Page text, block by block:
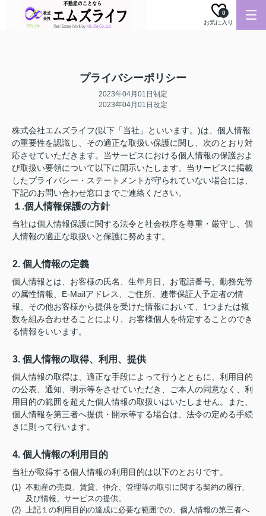
お気に入り
0
プライバシーポリシー
2023年04月01日制定
2023年04月01日改定
株式会社エムズライフ(以下「当社」といいます。)は、個人情報
の重要性を認識し、その適正な取扱い保護に関し、次のとおり対
応させていただきます。当サービスにおける個人情報の保護およ
び取扱い要領について以下に開示いたします。当サービスに掲載
したプライバシー・ステートメントが守られていない場合には、
下記のお問い合わせ窓口までご連絡ください。
１.個人情報保護の方針
当社は個人情報保護に関する法令と社会秩序を尊重・厳守し、個
人情報の適正な取扱いと保護に努めます。
2. 個人情報の定義
個人情報とは、お客様の氏名、生年月日、お電話番号、勤務先等
の属性情報、E-Mailアドレス、ご住所、連帯保証人予定者の情
報、その他お客様から提供を受けた情報において、1つまたは複
数を組み合わせることにより、お客様個人を特定することのでき
る情報をいいます。
3. 個人情報の取得、利用、提供
個人情報の取得は、適正な手段によって行うとともに、利用目的
の公表、通知、明示等をさせていただき、ご本人の同意なく、利
用目的の範囲を超えた個人情報の取扱いはいたしません。また、
個人情報を第三者へ提供・開示等する場合は、法令の定める手続
きに則って行います。
4. 個人情報の利用目的
当社が取得する個人情報の利用目的は以下のとおりです。
(1) 不動産の売買、賃貸、仲介、管理等の取引に関する契約の履行、
及び情報、サービスの提供。
(2) 上記１の利用目的の達成に必要な範囲での、個人情報の第三者へ